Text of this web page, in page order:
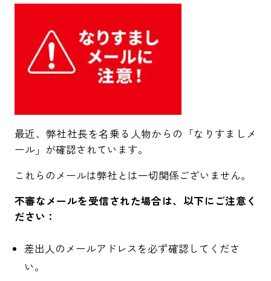
最近、弊社社長を名乗る人物からの「なりすましメ
ール」が確認されています。
これらのメールは弊社とは一切関係ございません。
不審なメールを受信された場合は、以下にご注意く
ださい：
差出人のメールアドレスを必ず確認してくださ
い。